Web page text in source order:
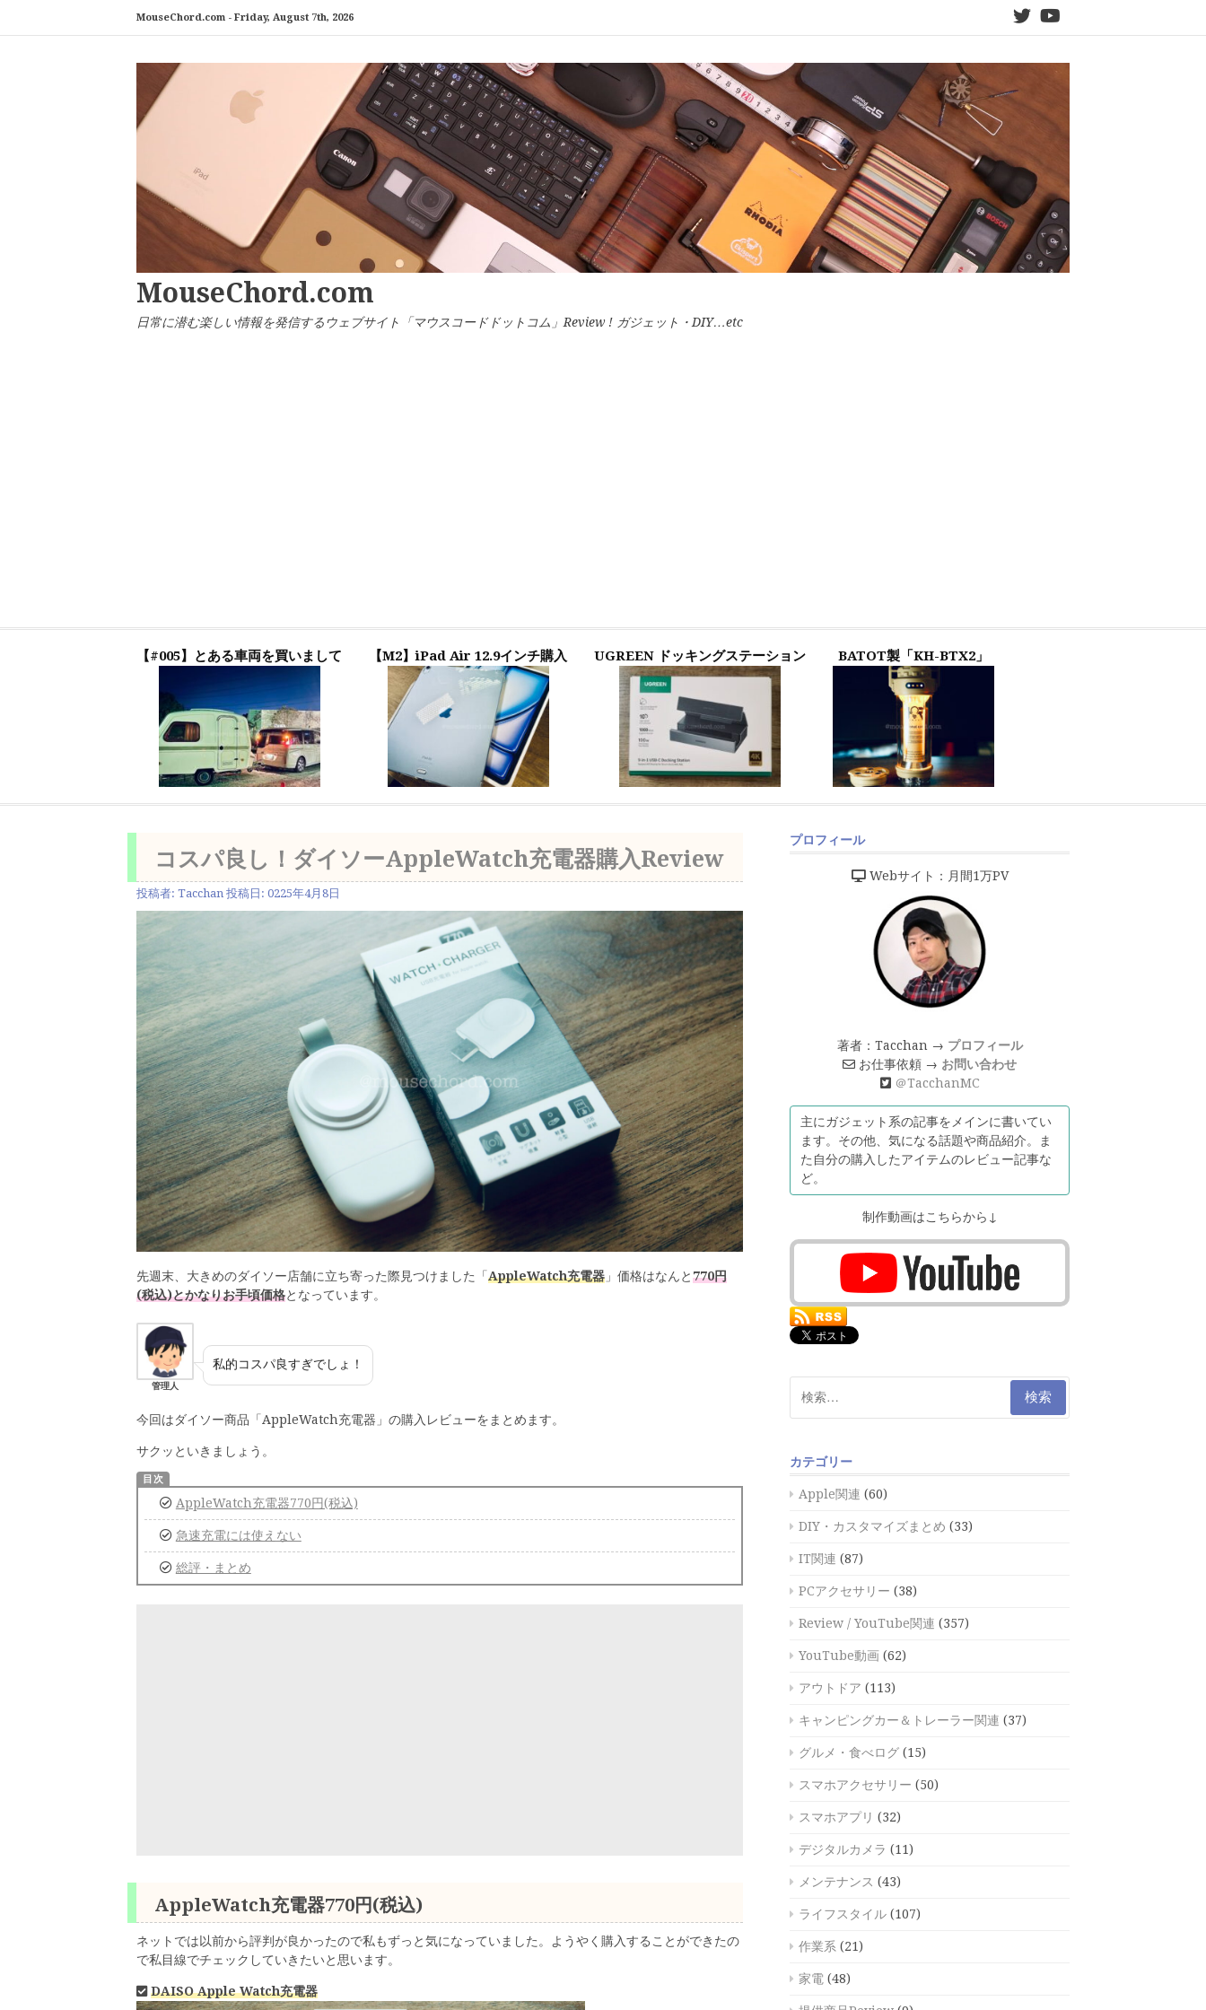
MouseChord.com - Friday, August 7th, 2026 twitter
MouseChord.com
日常に潜む楽しい情報を発信するウェブサイト「マウスコードドットコム」Review ! ガジェット・DIY…etc
【#005】とある車両を買いまして 【M2】iPad Air 12.9インチ購入 UGREEN ドッキングステーション BATOT製「KH-BTX2」
コスパ良し！ダイソーAppleWatch充電器購入Review
投稿者: Tacchan 投稿日: 0225年4月8日
先週末、大きめのダイソー店舗に立ち寄った際見つけました「AppleWatch充電器 」価格はなんと770円
(税込)とかなりお手頃価格となっています。
管理人
私的コスパ良すぎでしょ！
今回はダイソー商品「AppleWatch充電器」の購入レビューをまとめます。
サクッといきましょう。
AppleWatch充電器770円(税込)
急速充電には使えない
総評・まとめ
AppleWatch充電器770円(税込)
ネットでは以前から評判が良かったので私もずっと気になっていました。ようやく購入することができたの
で私目線でチェックしていきたいと思います。
DAISO Apple Watch充電器
プロフィール
Webサイト：月間1万PV
著者：Tacchan → プロフィール
お仕事依頼 → お問い合わせ
＠TacchanMC
主にガジェット系の記事をメインに書いてい
ます。その他、気になる話題や商品紹介。ま
た自分の購入したアイテムのレビュー記事な
ど。
制作動画はこちらから↓
索:
カテゴリー
Apple関連 (60)
DIY・カスタマイズまとめ (33)
IT関連 (87)
PCアクセサリー (38)
Review / YouTube関連 (357)
YouTube動画 (62)
アウトドア (113)
キャンピングカー＆トレーラー関連 (37)
グルメ・食べログ (15)
スマホアクセサリー (50)
スマホアプリ (32)
デジタルカメラ (11)
メンテナンス (43)
ライフスタイル (107)
作業系 (21)
家電 (48)